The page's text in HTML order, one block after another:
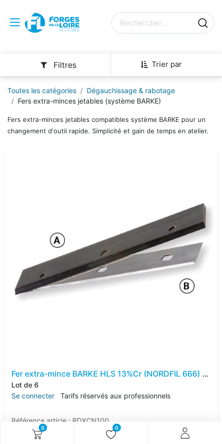
0 0
Trier par
Filtres
Toutes les catégories
Dégauchissage & rabotage
Fers extra-minces jetables (système BARKE)
Fers extra-minces jetables compatibles système BARKE pour un
changement d'outil rapide. Simplicité et gain de temps en atelier.
Fer extra-mince BARKE HLS 13%Cr (NORDFIL 666) Long.100 Larg.18.6 Ep.1.0 1 trou - 2 oblongs 27.5 – 22.5 – 27.5
Lot de 6
Se connecter
Tarifs réservés aux professionnels
Référence article : RDXCN100